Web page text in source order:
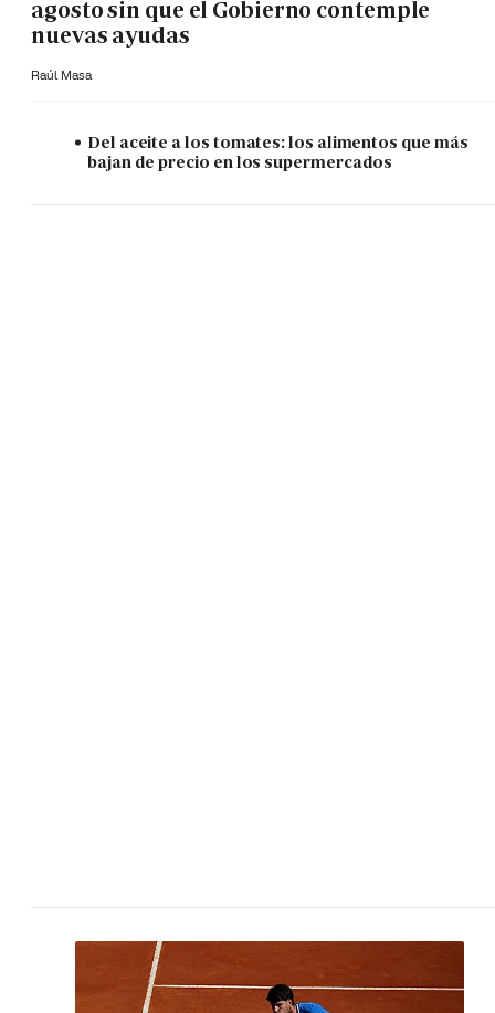
agosto sin que el Gobierno contemple
nuevas ayudas
Raúl Masa
Del aceite a los tomates: los alimentos que más
bajan de precio en los supermercados